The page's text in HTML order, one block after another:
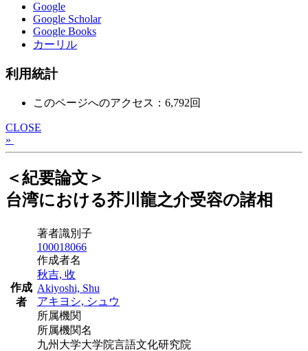
Google
Google Scholar
Google Books
カーリル
利用統計
このページへのアクセス：6,792回
CLOSE
»
＜紀要論文＞
台湾における芥川龍之介受容の諸相
作成
者
著者識別子
100018066
作成者名
秋吉, 收
Akiyoshi, Shu
アキヨシ, シュウ
所属機関
所属機関名
九州大学大学院言語文化研究院